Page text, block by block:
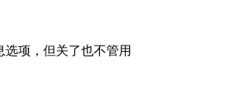
项，但关了也不管用